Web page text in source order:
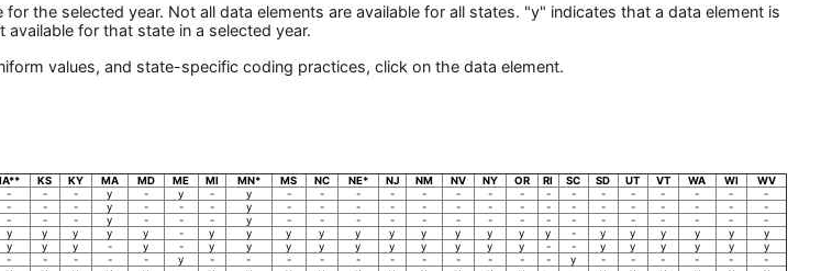
the selected year. Not all data elements are available for all states. "y" indicates that a data element is
for that state in a selected year.
values, and state-specific coding practices, click on the data element.
IA** KS KY MA MD ME MI MN* MS NC NE* NJ NM NV NY OR RI SC SD UT VT WA WI
WV
- - - y - y - y - - - - - - - - - - - - - - -
-
- - - y - - - y - - - - - - - - - - - - - - -
-
- - - y - - - y - - - - - - - - - - - - - - -
-
y y y y y - y y y y y y y y y y y - y y y y y
y
y y y - y - y y y y y y y y y y - - y y y y y
y
- - - - - y - - - - - - - - - - - y - - - - -
-